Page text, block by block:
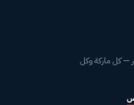
— كل ماركة وكل